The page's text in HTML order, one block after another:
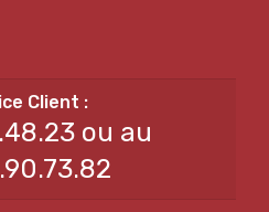
ou au